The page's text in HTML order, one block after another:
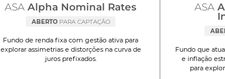
ASA Alpha Nominal Rates
ABERTOPARA CAPTAÇÃO
Fundo de renda fixa com gestão ativa para
explorar assimetrias e distorções na curva de
juros prefixados.
ASA
Fundo que
e inflação
para